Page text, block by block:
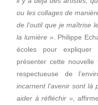
ou les collages de
de l’outil que je maîtrise
la lumière » . Philippe
écoles pour
présenter cette nouvelle
respectueuse de
incarnent l’avenir sont
aider à réfléchir »,